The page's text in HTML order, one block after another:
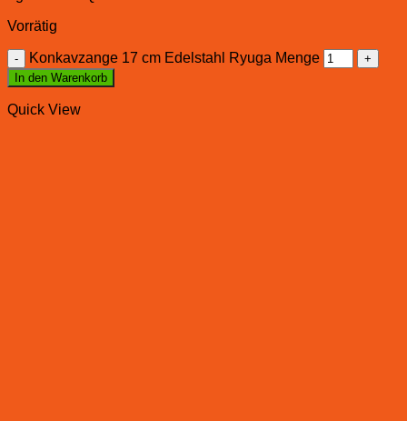
Vorrätig
Konkavzange 17 cm Edelstahl Ryuga Menge
In den Warenkorb
Quick View